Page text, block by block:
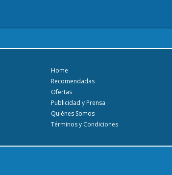
Home
Recomendadas
Ofertas
Publicidad y Prensa
Quiénes Somos
Términos y Condiciones